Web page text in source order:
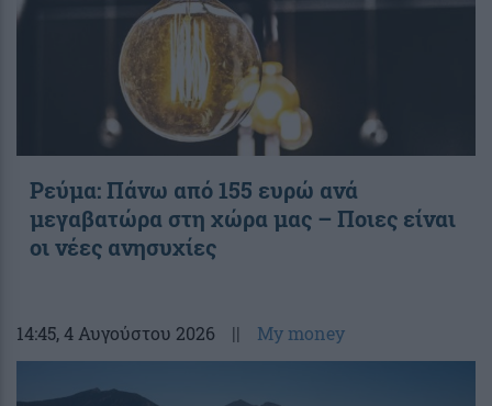
Ρεύμα: Πάνω από 155 ευρώ ανά
μεγαβατώρα στη χώρα μας – Ποιες είναι
οι νέες ανησυχίες
14:45, 4 Αυγούστου 2026 || My money